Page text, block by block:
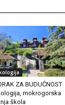
ZA BUDUĆNOST
mokrogorska
škola